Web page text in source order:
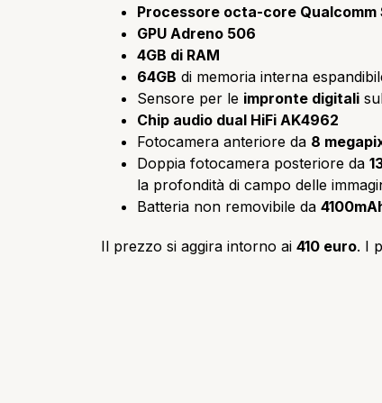
Processore octa-core Qualcomm
GPU Adreno 506
4GB di RAM
64GB di memoria interna
Sensore per le impronte digitali
Chip audio dual HiFi AK4962
Fotocamera anteriore da 8
Doppia fotocamera posteriore da
la profondità di campo delle
Batteria non removibile da
Il prezzo si aggira intorno ai 410 euro. I